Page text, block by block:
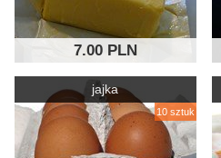
7.00 PLN
jajka
10 sztuk